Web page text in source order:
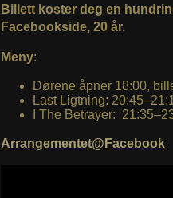
Billett koster deg en
Facebookside, 20 år.
Meny:
Dørene åpner 18:00,
Last Ligtning:
I The Betrayer:
Arrangementet@Facebook